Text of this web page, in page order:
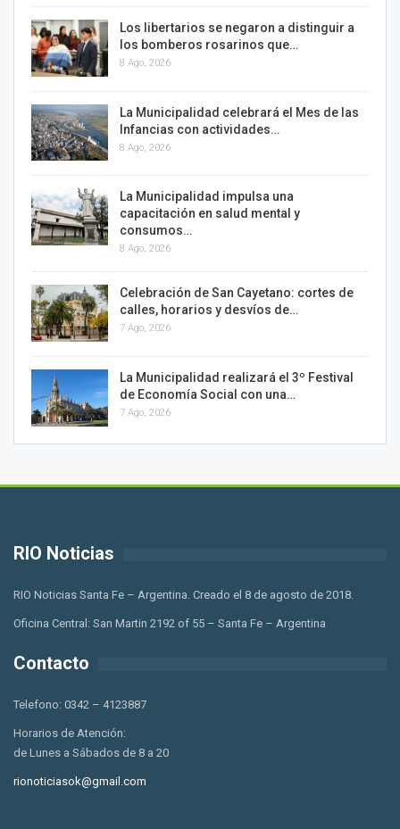
Los libertarios se negaron a distinguir a
los bomberos rosarinos que…
8 Ago, 2026
La Municipalidad celebrará el Mes de las
Infancias con actividades…
8 Ago, 2026
La Municipalidad impulsa una
capacitación en salud mental y
consumos…
8 Ago, 2026
Celebración de San Cayetano: cortes de
calles, horarios y desvíos de…
7 Ago, 2026
La Municipalidad realizará el 3º Festival
de Economía Social con una…
7 Ago, 2026
RIO Noticias
RIO Noticias Santa Fe – Argentina. Creado el 8 de agosto de 2018.
Oficina Central: San Martin 2192 of 55 – Santa Fe – Argentina
Contacto
Telefono: 0342 – 4123887
Horarios de Atención:
de Lunes a Sábados de 8 a 20
rionoticiasok@gmail.com